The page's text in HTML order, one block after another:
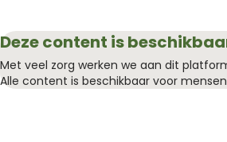
Deze content is
Met veel zorg werken we aan dit
Alle content is beschikbaar voor mensen